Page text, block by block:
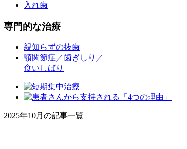
入れ歯
専門的な治療
親知らずの抜歯
顎関節症／歯ぎしり／
食いしばり
2025年10月の記事一覧